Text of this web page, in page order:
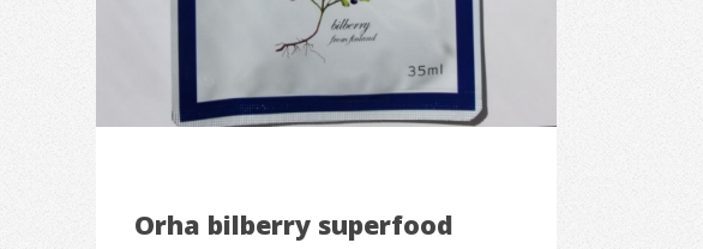
Orha bilberry superfood